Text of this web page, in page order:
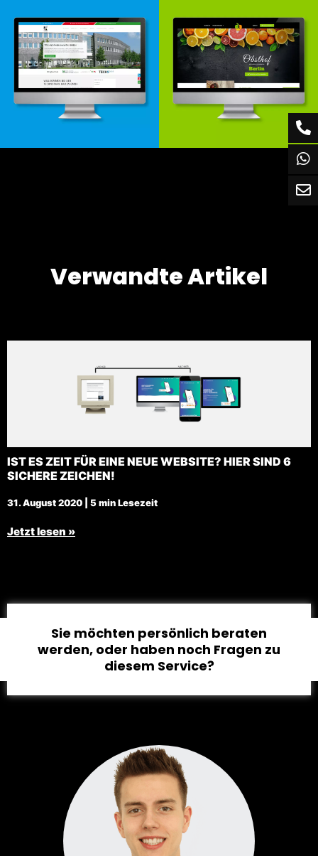
Webdesign & -entwicklung Webdesign & -entwicklung
Verwandte Artikel
IST ES ZEIT FÜR EINE NEUE WEBSITE? HIER SIND 6
SICHERE ZEICHEN!
31. August 2020 | 5 min Lesezeit
Jetzt lesen »
Sie möchten persönlich beraten
werden, oder haben noch Fragen zu
diesem Service?